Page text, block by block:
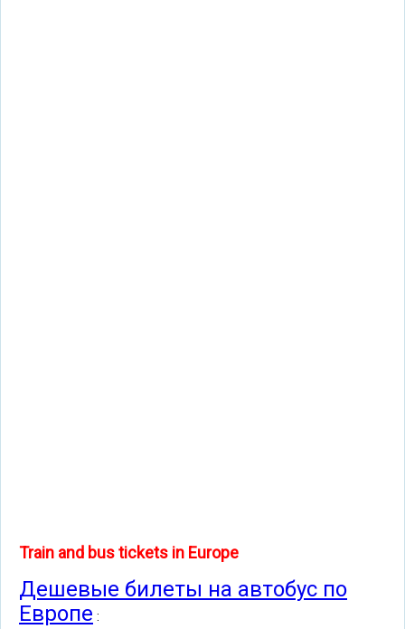
Train and bus tickets in Europe
Дешевые билеты на автобус по
Европе :